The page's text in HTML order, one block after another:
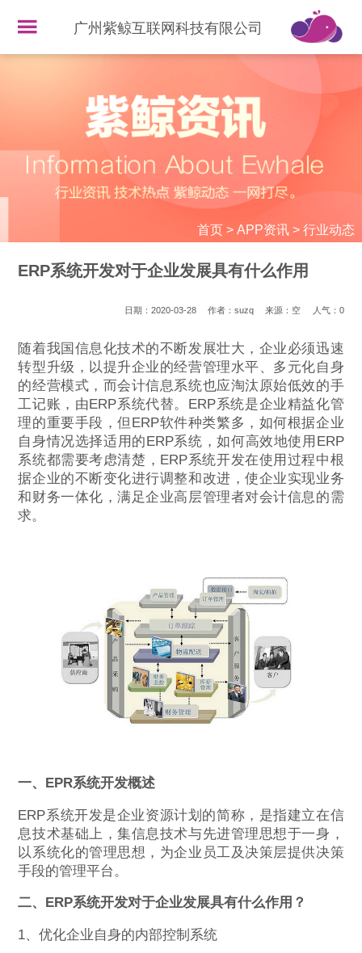
广州紫鲸互联网科技有限公司
首页> APP资讯> 行业动态
ERP系统开发对于企业发展具有什么作用
日期：2020-03-28 作者：suzq 来源：空 人气： 0
随着我国信息化技术的不断发展壮大，企业必须迅速
转型升级，以提升企业的经营管理水平、多元化自身
的经营模式，而会计信息系统也应淘汰原始低效的手
工记账，由ERP系统代替。ERP系统是企业精益化管
理的重要手段，但ERP软件种类繁多，如何根据企业
自身情况选择适用的ERP系统，如何高效地使用ERP
系统都需要考虑清楚，ERP系统开发在使用过程中根
据企业的不断变化进行调整和改进，使企业实现业务
和财务一体化，满足企业高层管理者对会计信息的需
求。
一、EPR系统开发概述
ERP系统开发是企业资源计划的简称，是指建立在信
息技术基础上，集信息技术与先进管理思想于一身，
以系统化的管理思想，为企业员工及决策层提供决策
手段的管理平台。
二、 ERP系统开发对于企业发展具有什么作用？
1、优化企业自身的内部控制系统